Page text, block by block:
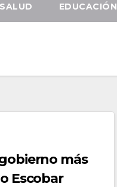
SALUD EDUCACIÓN
más
Escobar